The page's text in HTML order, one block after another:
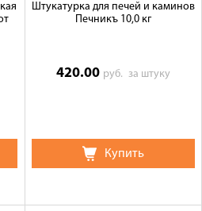
Штукатурка для печей и каминов
Печникъ 10,0 кг
420.00 руб. за штуку
Купить